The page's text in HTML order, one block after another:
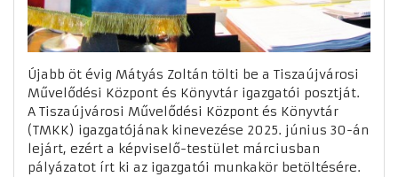
Újabb öt évig Mátyás Zoltán tölti be a Tiszaújvárosi
Művelődési Központ és Könyvtár igazgatói posztját.
A Tiszaújvárosi Művelődési Központ és Könyvtár
(TMKK) igazgatójának kinevezése 2025. június 30-án
lejárt, ezért a képviselő-testület márciusban
pályázatot írt ki az igazgatói munkakör betöltésére.